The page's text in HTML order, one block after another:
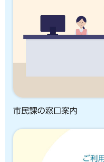
市民課の窓口案内